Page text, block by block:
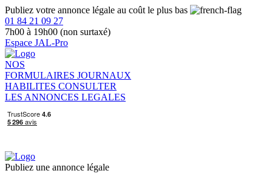
Publiez votre annonce légale au coût le plus bas
01 84 21 09 27
7h00 à 19h00 (non surtaxé)
Espace JAL-Pro
NOS
FORMULAIRES JOURNAUX
HABILITES CONSULTER
LES ANNONCES LEGALES
Publiez une annonce légale